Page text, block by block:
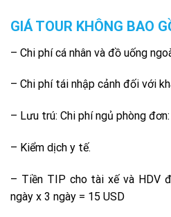
GIÁ TOUR KHÔNG BAO
– Chi phí cá nhân và đồ uống
– Chi phí tái nhập cảnh đối với
– Lưu trú: Chi phí ngủ phòng
– Kiểm dịch y tế.
– Tiền TIP cho tài xế và HDV
ngày x 3 ngày = 15 USD